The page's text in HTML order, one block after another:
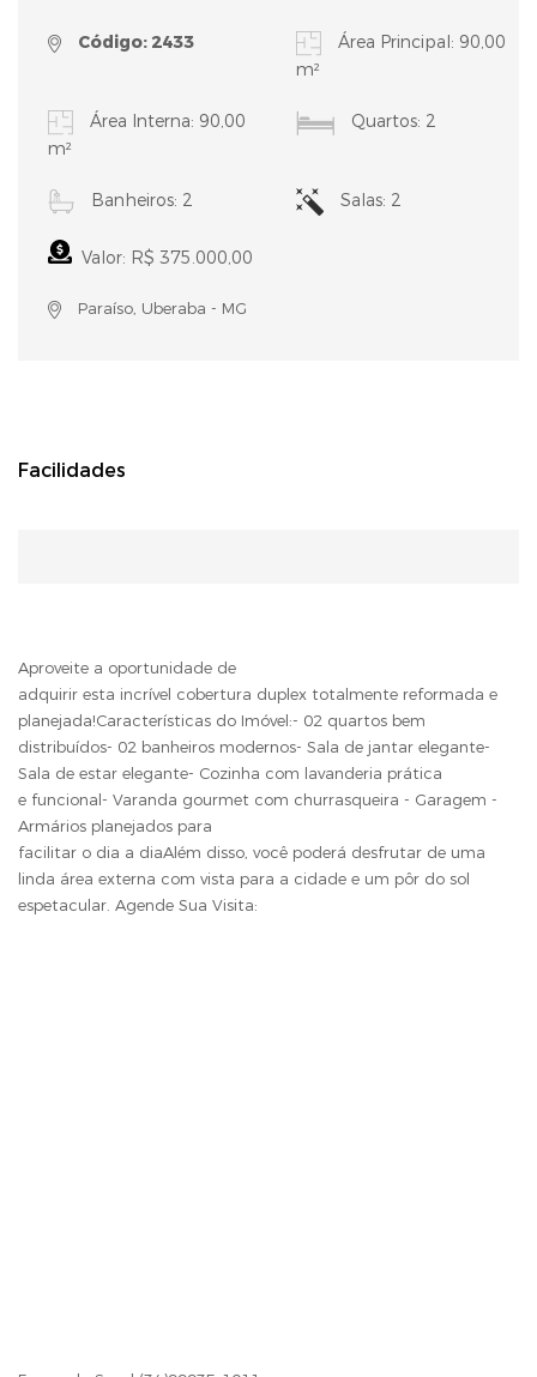
Código: 2433
Área Principal: 90,00
m²
Área Interna: 90,00
m²
Quartos: 2
Banheiros: 2 Salas: 2
Valor: R$ 375.000,00
Paraíso, Uberaba - MG
Facilidades
Aproveite a oportunidade de
adquirir esta incrível cobertura duplex totalmente reformada e
planejada!Características do Imóvel:- 02 quartos bem
distribuídos- 02 banheiros modernos- Sala de jantar elegante-
Sala de estar elegante- Cozinha com lavanderia prática
e funcional- Varanda gourmet com churrasqueira - Garagem -
Armários planejados para
facilitar o dia a diaAlém disso, você poderá desfrutar de uma
linda área externa com vista para a cidade e um pôr do sol
espetacular. Agende Sua Visita: